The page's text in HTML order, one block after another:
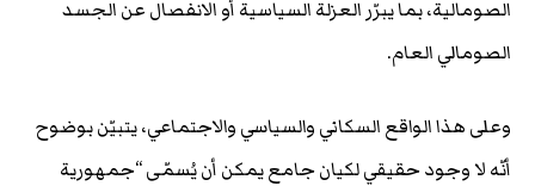
الصومالية، بما يبرّر العزلة السياسية أو الانفصال عن الجسد
الصومالي العام.
وعلى هذا الواقع السكاني والسياسي والاجتماعي، يتبيّن بوضوح
أنّه لا وجود حقيقي لكيان جامع يمكن أن يُسمّى “جمهورية